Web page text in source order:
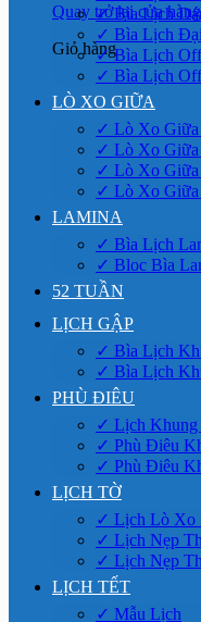
Quay trở lại cửa hàng
Giỏ hàng
✓ Bìa Lịch
✓ Bìa Lịch
✓ Bìa Lịch
✓ Bìa Lịch
LÒ XO GIỮA
✓ Lò Xo
✓ Lò Xo Giữa
✓ Lò Xo Giữa
✓ Lò Xo Giữa
LAMINA
✓ Bìa Lịch
✓ Bloc Bìa
52 TUẦN
LỊCH GẬP
✓ Bìa Lịch
✓ Bìa Lịch
PHÙ ĐIÊU
✓ Lịch Khung
✓ Phù Điêu
✓ Phù Điêu
LỊCH TỜ
✓ Lịch Lò Xo
✓ Lịch Nẹp
✓ Lịch Nẹp
LỊCH TẾT
✓ Mẫu Lịch